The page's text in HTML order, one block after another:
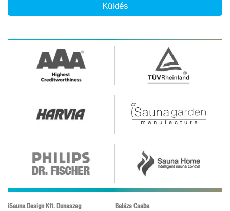
Küldés
iSauna Design Kft. Dunaszeg Balázs Csaba